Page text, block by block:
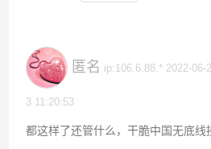
匿名 ip:106.6.88.* 2022-06-2
3 11:20:53
都这样了还管什么，干脆中国无底线